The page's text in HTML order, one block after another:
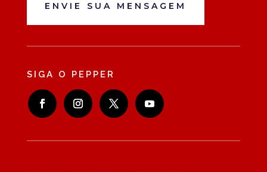
ENVIE SUA MENSAGEM
SIGA O PEPPER